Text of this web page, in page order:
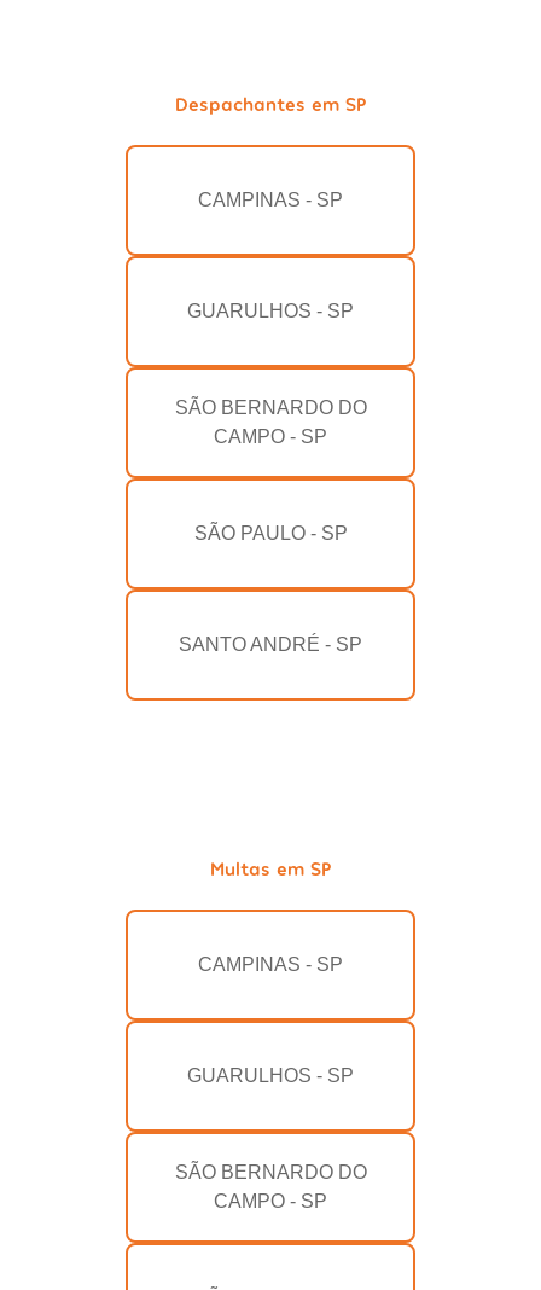
Despachantes em SP
CAMPINAS - SP
GUARULHOS - SP
SÃO BERNARDO DO
CAMPO - SP
SÃO PAULO - SP
SANTO ANDRÉ - SP
Multas em SP
CAMPINAS - SP
GUARULHOS - SP
SÃO BERNARDO DO
CAMPO - SP